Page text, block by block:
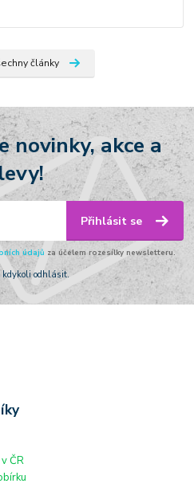
články
novinky, akce a
Přihlásit se
údajů za účelem rozesílky newsletteru.
kdykoli odhlásit.
ČR